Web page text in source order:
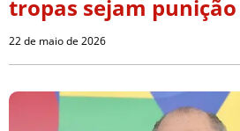
tropas sejam
22 de maio de 2026